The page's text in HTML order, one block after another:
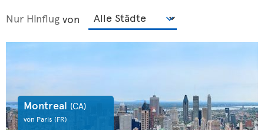
Nur Hinflug von
Montreal (CA)
von Paris (FR)